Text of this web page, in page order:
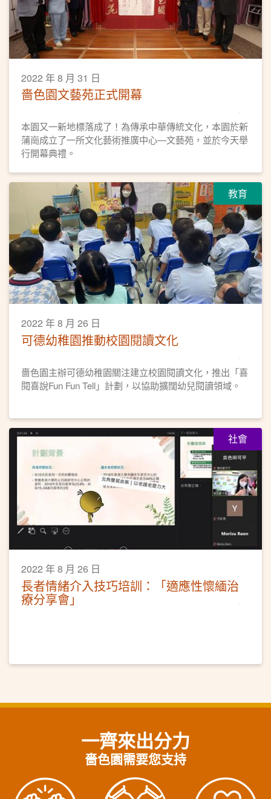
2022 年 8 月 31 日
嗇色園文藝苑正式開幕
本園又一新地標落成了！為傳承中華傳統文化，本園於新
蒲崗成立了一所文化藝術推廣中心—文藝苑，並於今天舉
行開幕典禮。
教育
2022 年 8 月 26 日
可德幼稚園推動校園閱讀文化
嗇色園主辦可德幼稚園關注建立校園閱讀文化，推出「喜
閱喜說Fun Fun Tell」計劃，以協助擴闊幼兒閱讀領域。
社會
2022 年 8 月 26 日
長者情緒介入技巧培訓：「適應性懷緬治
療分享會」
一齊來出分力
嗇色園需要您支持